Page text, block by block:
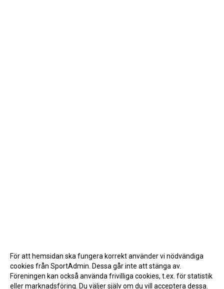
För att hemsidan ska fungera korrekt använder vi nödvändiga
cookies från SportAdmin. Dessa går inte att stänga av.
Föreningen kan också använda frivilliga cookies, t.ex. för statistik
eller marknadsföring. Du väljer själv om du vill acceptera dessa.